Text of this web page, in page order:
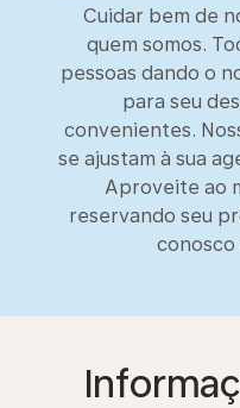
Cuidar bem de
quem somos.
pessoas dando o
para seu
convenientes.
se ajustam à sua
Aproveite ao
reservando seu
conosco